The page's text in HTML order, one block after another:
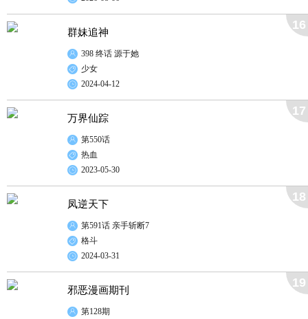
群妹追神
398 终话 源于她
少女
2024-04-12
16
万界仙踪
第550话
热血
2023-05-30
17
凤逆天下
第591话 亲手斩断7
格斗
2024-03-31
18
邪恶漫画期刊
第128期
19